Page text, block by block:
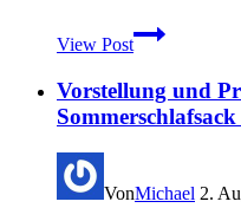
View Post
Neue
Software
Oregon
–
Garmin
Garmin
Vorstellung und
VonMichael 2.